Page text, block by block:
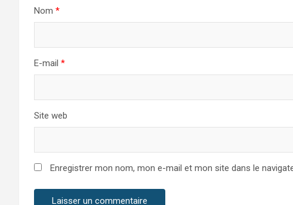
Nom *
E-mail *
Site web
Enregistrer mon nom, mon e-mail et mon site dans le